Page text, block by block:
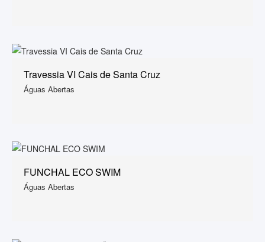
Travessia VI Cais de Santa Cruz
Águas Abertas
FUNCHAL ECO SWIM
Águas Abertas